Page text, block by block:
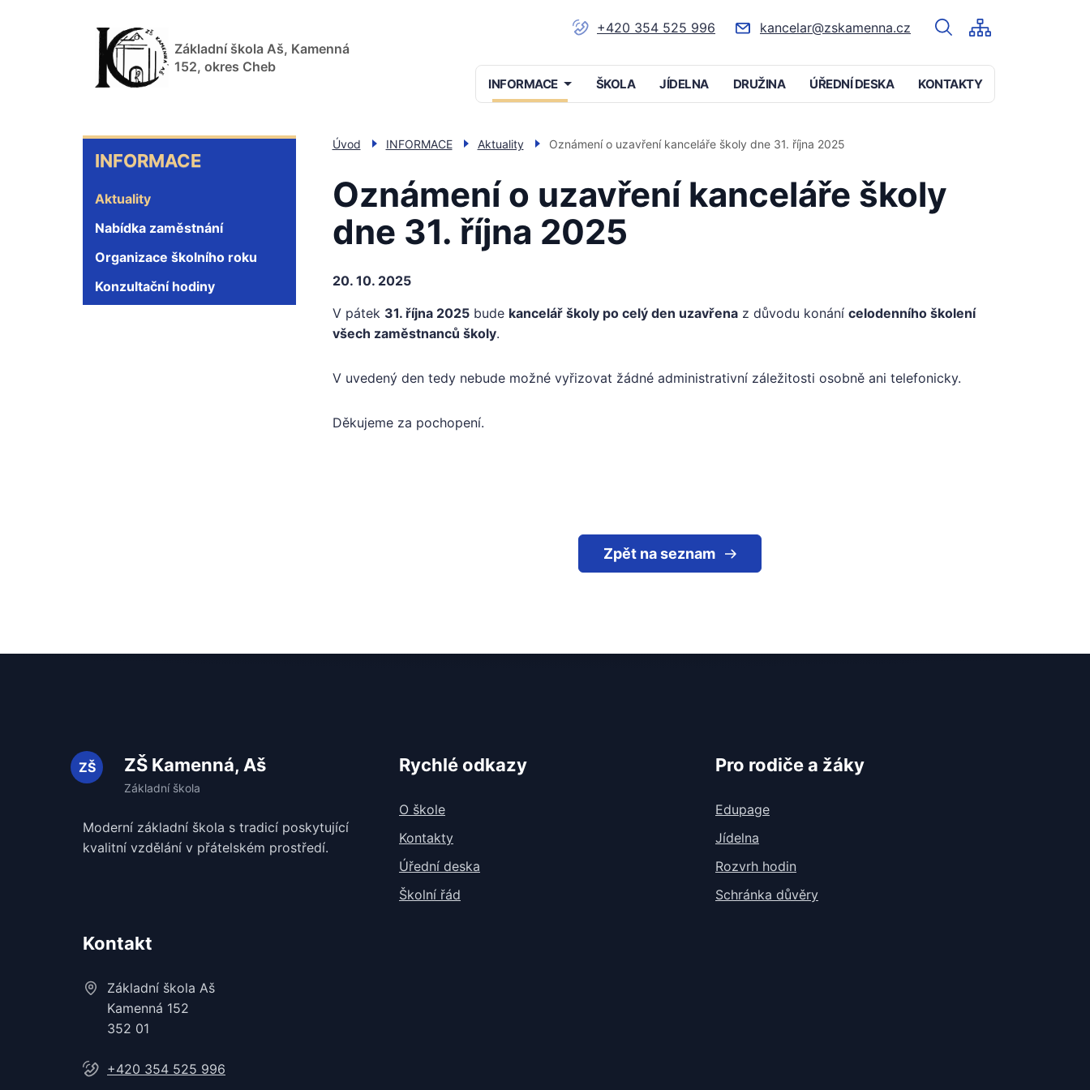
Základní škola Aš, Kamenná
152, okres Cheb
+420 354 525 996 kancelar@zskamenna.cz
Menu
navigace
INFORMACE ŠKOLA JÍDELNA DRUŽINA ÚŘEDNÍ DESKA KONTAKTY
INFORMACE
INFORMACE
Aktuality
Nabídka zaměstnání
Organizace školního roku
Konzultační hodiny
Úvod INFORMACE Aktuality Oznámení o uzavření kanceláře školy dne 31. října 2025
Oznámení o uzavření kanceláře školy
dne 31. října 2025
20. 10. 2025
V pátek 31. října 2025bude kancelář školy po celý den uzavřenaz důvodu konání celodenního školení
všech zaměstnanců školy.
V uvedený den tedy nebude možné vyřizovat žádné administrativní záležitosti osobně ani telefonicky.
Děkujeme za pochopení.
Zpět na seznam
ZŠ Kamenná, Aš
Moderní základní škola s tradicí poskytující
kvalitní vzdělání v přátelském prostředí.
Rychlé odkazy
O škole
Kontakty
Úřední deska
Školní řád
Pro rodiče a žáky
Edupage
Jídelna
Rozvrh hodin
Schránka důvěry
Kontakt
Základní škola Aš
Kamenná 152
352 01
+420 354 525 996